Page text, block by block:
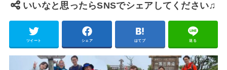
いいなと思ったらSNSでシェアしてください♫
ツイート シェア はてブ 送る